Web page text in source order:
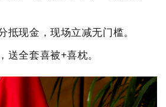
抵现金，现场立减无门槛。
送全套喜被+喜枕。